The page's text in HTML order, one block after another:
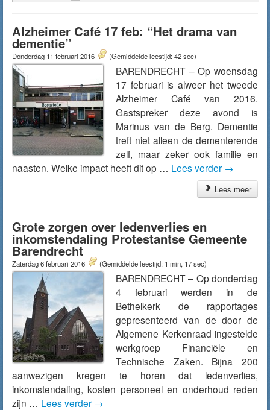
Alzheimer Café 17 feb: “Het drama van
dementie”
Donderdag 11 februari 2016 (Gemiddelde leestijd: 42 sec)
BARENDRECHT – Op woensdag
17 februari is alweer het tweede
Alzheimer Café van 2016.
Gastspreker deze avond is
Marinus van de Berg. Dementie
treft niet alleen de dementerende
zelf, maar zeker ook familie en
naasten. Welke impact heeft dit op … Lees verder →
Lees meer
Grote zorgen over ledenverlies en
inkomstendaling Protestantse Gemeente
Barendrecht
Zaterdag 6 februari 2016 (Gemiddelde leestijd: 1 min, 17 sec)
BARENDRECHT – Op donderdag
4 februari werden in de
Bethelkerk de rapportages
gepresenteerd van de door de
Algemene Kerkenraad ingestelde
werkgroep Financiële en
Technische Zaken. Bijna 200
aanwezigen kregen te horen dat ledenverlies,
inkomstendaling, kosten personeel en onderhoud reden
zijn … Lees verder →